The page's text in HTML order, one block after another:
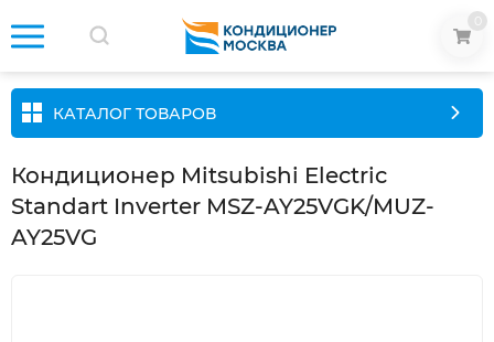
КАТАЛОГ ТОВАРОВ
Кондиционер Mitsubishi Electric
Standart Inverter MSZ-AY25VGK/MUZ-
AY25VG